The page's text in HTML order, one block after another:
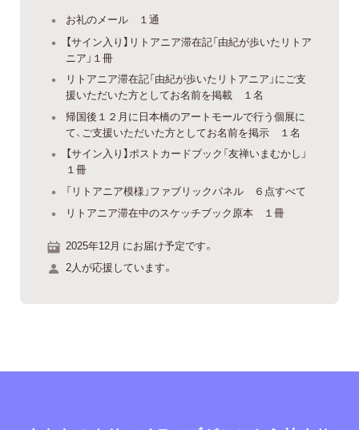
お礼のメール １通
【サイン入り】リトアニア滞在記「由紀が歩いたリトア
ニア」１冊
リトアニア滞在記「由紀が歩いたリトアニア」にご支
援いただいた方としてお名前を掲載 １名
帰国後１２月に日本橋のアートモールで行う個展に
て、ご支援いただいた方としてお名前を掲示 １名
【サイン入り】ポストカードブック「友禅いまむかし」
１冊
「リトアニア模様」ファブリックパネル ６点すべて
リトアニア滞在中のスケッチブック原本 １冊
2025年12月 にお届け予定です。
2人が応援しています。